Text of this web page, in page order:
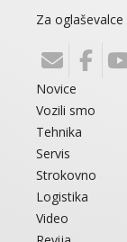
Za oglaševalce
Novice
Vozili smo
Tehnika
Servis
Strokovno
Logistika
Video